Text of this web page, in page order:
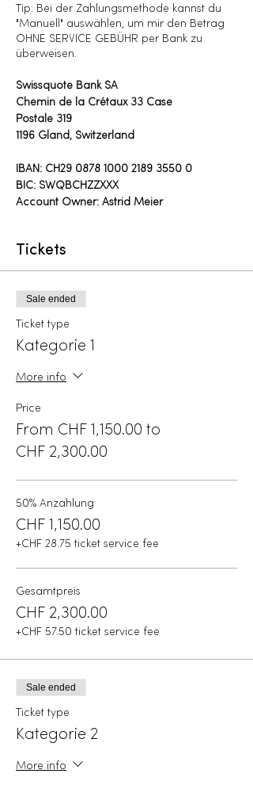
Tip: Bei der Zahlungsmethode kannst du
"Manuell" auswählen, um mir den Betrag
OHNE SERVICE GEBÜHR per Bank zu
überweisen.
Swissquote Bank SA
Chemin de la Crétaux 33 Case
Postale 319
1196 Gland, Switzerland
IBAN: CH29 0878 1000 2189 3550 0
BIC: SWQBCHZZXXX
Account Owner: Astrid Meier
Tickets
Sale ended
Ticket type
Kategorie 1
More info
Price
From CHF 1,150.00 to
CHF 2,300.00
50% Anzahlung
CHF 1,150.00
+CHF 28.75 ticket service fee
Gesamtpreis
CHF 2,300.00
+CHF 57.50 ticket service fee
Sale ended
Ticket type
Kategorie 2
More info